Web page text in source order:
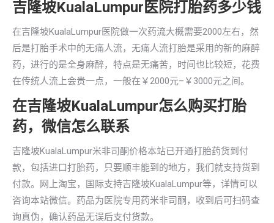
吉隆坡KualaLumpur医院打胎药多少钱
在吉隆坡KualaLumpur医院做一次药流大概需要2000左右，然
后是打胎手术中的无痛人流，无痛人流打胎是采用的新的麻醉
药，进行的是全身麻醉，特点是无痛苦，时间也比较短，花费
在传统人流上会贵一点，一般在￥2000元–￥3000元之间。
在吉隆坡KualaLumpur怎么购买打胎
药，微信怎么联系
吉隆坡KualaLumpur米非司酮价格本站已开通打胎药货到付
款，包括进口打胎药，只要顺丰能到的地方，我们就支持货到
付款。网上淘宝，国际支持吉隆坡KualaLumpur等，详情可以
咨询本站微信。药品为医院专用药米非司酮，收到后可扫码查
询真伪，确认药品无误后支付货款。